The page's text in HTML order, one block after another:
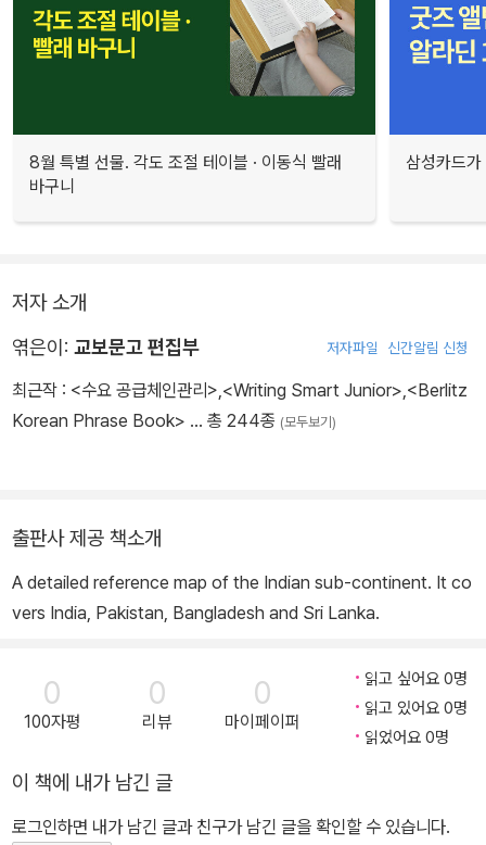
8월 특별 선물. 각도 조절 테이블 · 이동식 빨래
바구니
삼성카드
저자 소개
엮은이: 교보문고 편집부 저자파일 신간알림 신청
최근작 : <수요 공급체인관리>,<Writing Smart Junior>,<Berlitz
Korean Phrase Book> … 총 244종 (모두보기)
출판사 제공 책소개
A detailed reference map of the Indian sub-continent. It co
vers India, Pakistan, Bangladesh and Sri Lanka.
0
100자평
0
리뷰
0
마이페이퍼
읽고 싶어요 0명
읽고 있어요 0명
읽었어요 0명
이 책에 내가 남긴 글
로그인하면 내가 남긴 글과 친구가 남긴 글을 확인할 수 있습니다.